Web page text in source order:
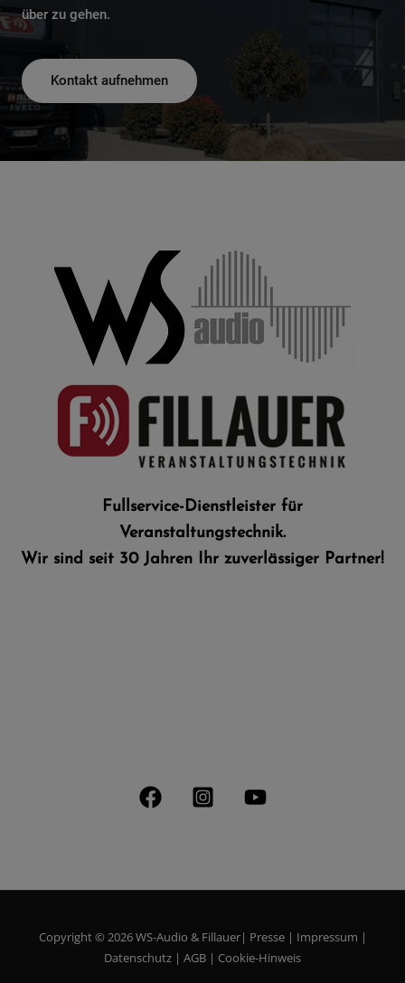
über zu gehen.
Kontakt aufnehmen
Fullservice-Dienstleister für
Veranstaltungstechnik.​
Wir sind seit 30 Jahren Ihr zuverlässiger Partner!
Copyright © 2026 WS-Audio & Fillauer| Presse | Impressum |
Datenschutz | AGB | Cookie-Hinweis